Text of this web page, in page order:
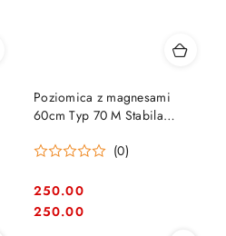
Poziomica z magnesami
60cm Typ 70 M Stabila
(0)
Cena:
250.00
Cena:
250.00